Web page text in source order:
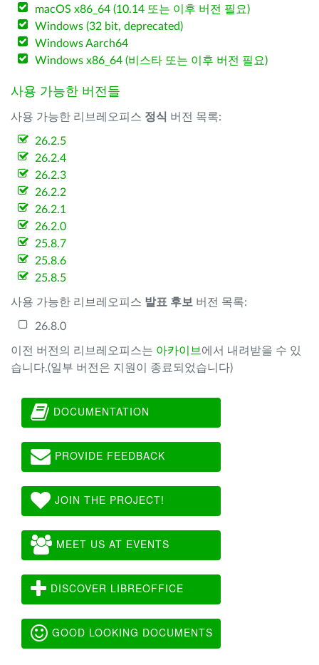
macOS x86_64 (10.14 또는 이후 버전 필요)
Windows (32 bit, deprecated)
Windows Aarch64
Windows x86_64 (비스타 또는 이후 버전 필요)
사용 가능한 버전들
사용 가능한 리브레오피스 정식 버전 목록:
26.2.5
26.2.4
26.2.3
26.2.2
26.2.1
26.2.0
25.8.7
25.8.6
25.8.5
사용 가능한 리브레오피스 발표 후보 버전 목록:
26.8.0
이전 버전의 리브레오피스는 아카이브 에서 내려받을 수 있
습니다.(일부 버전은 지원이 종료되었습니다)
DOCUMENTATION
PROVIDE FEEDBACK
JOIN THE PROJECT!
MEET US AT EVENTS
DISCOVER LIBREOFFICE
GOOD LOOKING DOCUMENTS